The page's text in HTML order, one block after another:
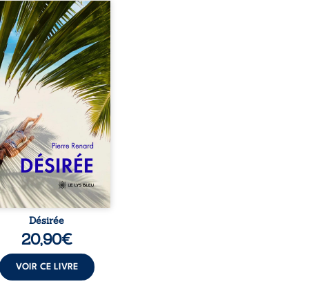
Pierre, jeune retraité,
qu’il est devenu une
femme métissée de
ans. À peine a-t-il
à apprivoiser ce
corps qu’Ange surgit
sa vie et fait vaciller
ses certitudes. Entre
est immédiate,
jusqu’à ce qu’un
familial fasse planer
: et s’ils étaient
demi-frère et ...
Désirée
20,90€
VOIR CE LIVRE